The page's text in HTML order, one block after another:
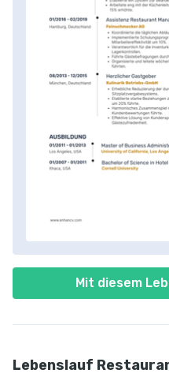
Mit diesem
Lebenslauf